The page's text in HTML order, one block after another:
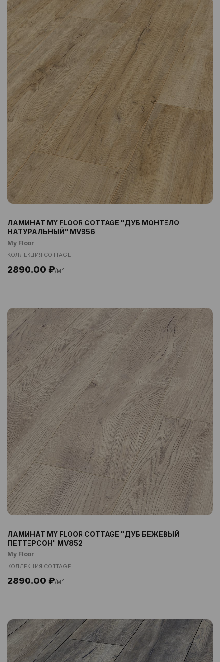
ЛАМИНАТ MY FLOOR COTTAGE "ДУБ МОНТЕЛО
НАТУРАЛЬНЫЙ" MV856
My Floor
КОЛЛЕКЦИЯ COTTAGE
2890.00 ₽/м²
ЛАМИНАТ MY FLOOR COTTAGE "ДУБ БЕЖЕВЫЙ
ПЕТТЕРСОН" MV852
My Floor
КОЛЛЕКЦИЯ COTTAGE
2890.00 ₽/м²